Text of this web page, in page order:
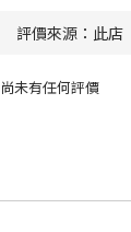
尚未有任何評價